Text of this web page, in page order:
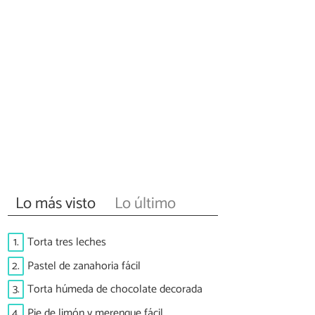
Lo más visto Lo último
1. Torta tres leches
2. Pastel de zanahoria fácil
3. Torta húmeda de chocolate decorada